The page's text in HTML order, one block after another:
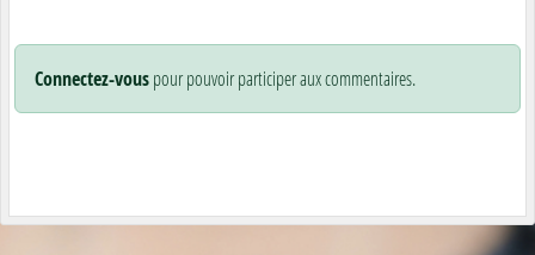
Connectez-vouspour pouvoir participer aux commentaires.